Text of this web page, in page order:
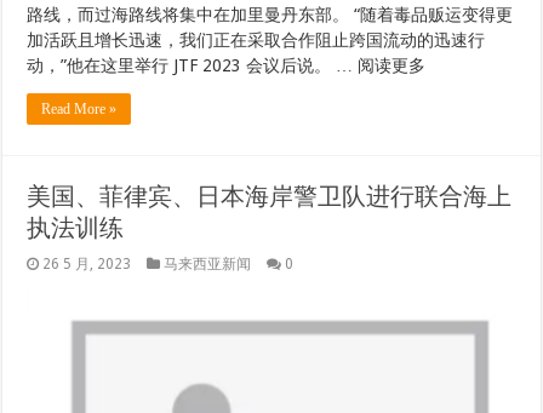
路线，而过海路线将集中在加里曼丹东部。 “随着毒品贩运变得更
加活跃且增长迅速，我们正在采取合作阻止跨国流动的迅速行
动，”他在这里举行 JTF 2023 会议后说。 … 阅读更多
Read More »
美国、菲律宾、日本海岸警卫队进行联合海上
执法训练
26 5 月, 2023 马来西亚新闻 0